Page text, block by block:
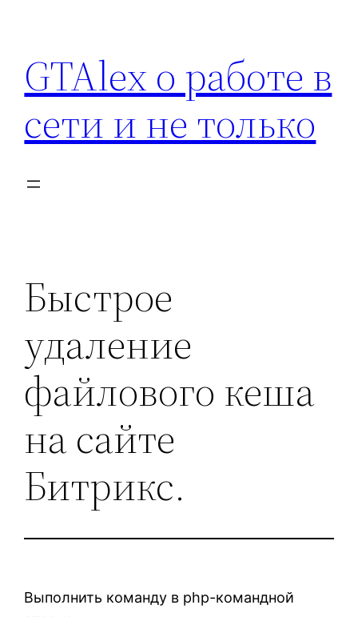
содержимому
GTAlex о работе в
сети и не только
Быстрое
удаление
файлового кеша
на сайте
Битрикс.
Выполнить команду в php-командной